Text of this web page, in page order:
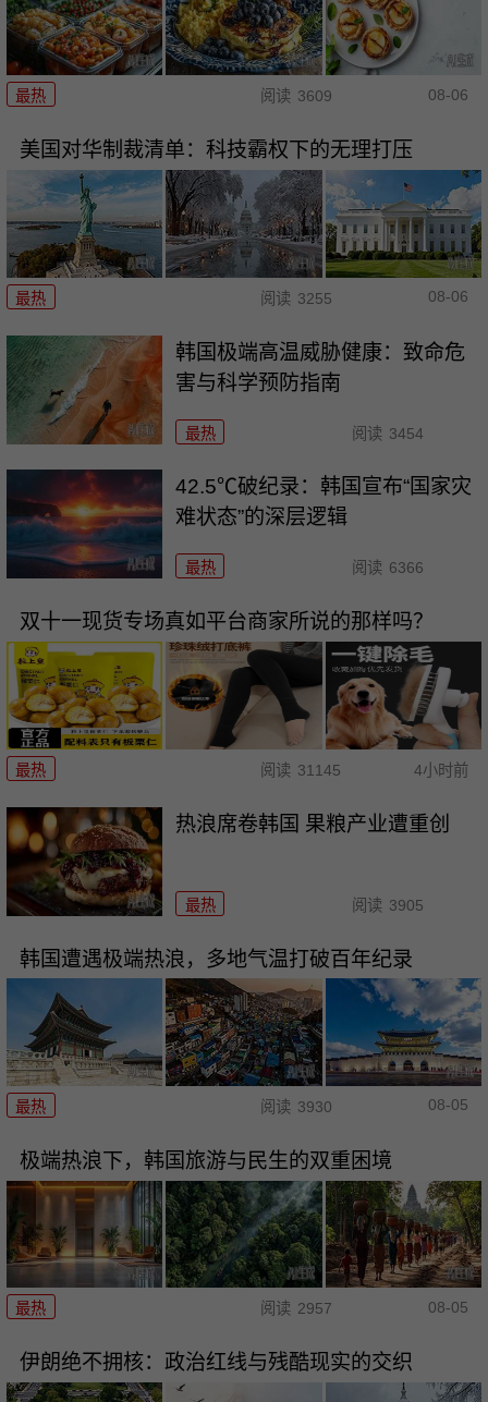
最热 阅读 3609 08-06
美国对华制裁清单：科技霸权下的无理打压
最热 阅读 3255 08-06
韩国极端高温威胁健康：致命危
害与科学预防指南
最热 阅读 3454
42.5℃破纪录：韩国宣布“国家灾
难状态”的深层逻辑
最热 阅读 6366
双十一现货专场真如平台商家所说的那样吗？
最热 阅读 31145 4小时前
热浪席卷韩国 果粮产业遭重创
最热 阅读 3905
韩国遭遇极端热浪，多地气温打破百年纪录
最热 阅读 3930 08-05
极端热浪下，韩国旅游与民生的双重困境
最热 阅读 2957 08-05
伊朗绝不拥核：政治红线与残酷现实的交织